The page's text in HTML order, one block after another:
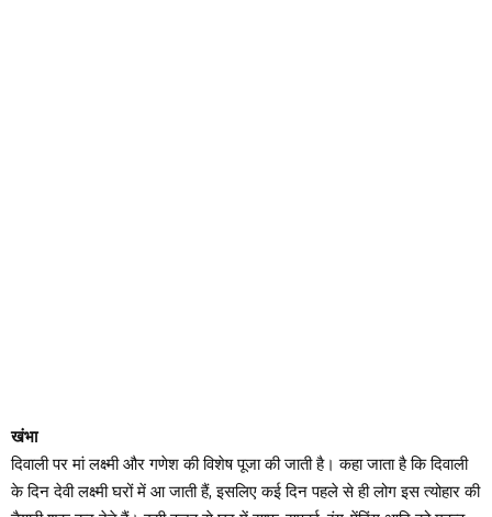
खंभा
दिवाली पर मां लक्ष्मी और गणेश की विशेष पूजा की जाती है। कहा जाता है कि दिवाली
के दिन देवी लक्ष्मी घरों में आ जाती हैं, इसलिए कई दिन पहले से ही लोग इस त्योहार की